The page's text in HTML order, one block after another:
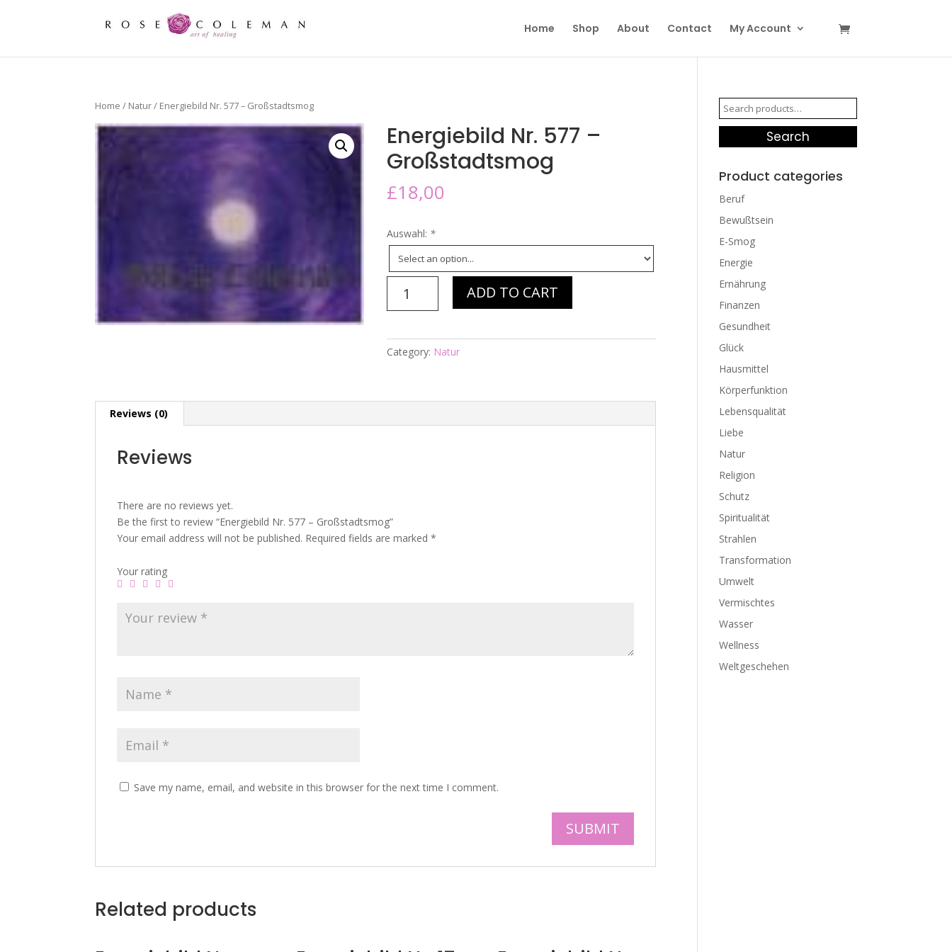
Home Shop About Contact My Account
Home / Natur/ Energiebild Nr. 577 – Großstadtsmog
Energiebild Nr. 577 –
Großstadtsmog
£18,00
Auswahl: *
Großstadtsmog
ADD TO CART
Category: Natur
Reviews (0)
Reviews
There are no reviews yet.
Be the first to review “Energiebild Nr. 577 – Großstadtsmog”
Your email address will not be published. Required fields are marked*
Your rating
Save my name, email, and website in this browser for the next time I comment.
Related products
Search
for:
Search
Product categories
Beruf
Bewußtsein
E-Smog
Energie
Ernährung
Finanzen
Gesundheit
Glück
Hausmittel
Körperfunktion
Lebensqualität
Liebe
Natur
Religion
Schutz
Spiritualität
Strahlen
Transformation
Umwelt
Vermischtes
Wasser
Wellness
Weltgeschehen